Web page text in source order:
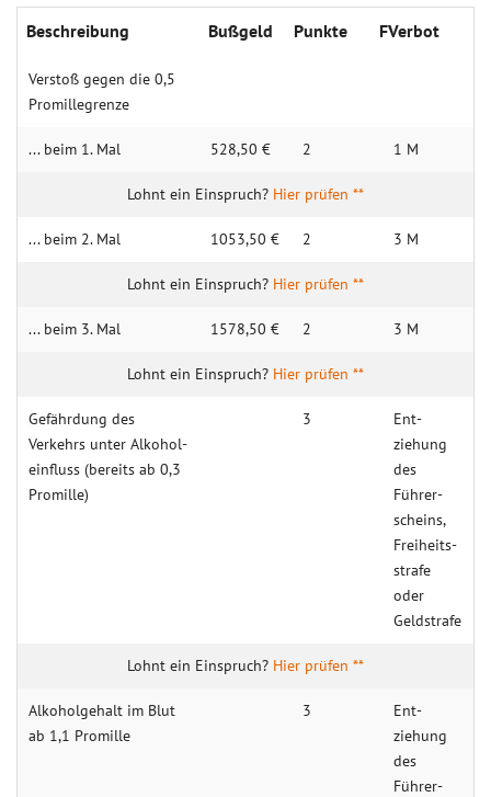
Beschrei­bung Buß­geld Punk­te FVerbot
Verstoß gegen die 0,5
Promille­grenze
... beim 1. Mal 528,50 € 2 1 M
Hier prüfen **
... beim 2. Mal 1053,50 € 2 3 M
Hier prüfen **
... beim 3. Mal 1578,50 € 2 3 M
Hier prüfen **
Gefähr­dung des
Verkehrs unter Alkohol­
einfluss (bereits ab 0,3
Promille)
3
Ent­
ziehung
des
Führer­
scheins,
Freiheits­
strafe
oder
Geld­strafe
Hier prüfen **
Alkohol­gehalt im Blut
ab 1,1 Promille
3
Ent­
ziehung
des
Führer­